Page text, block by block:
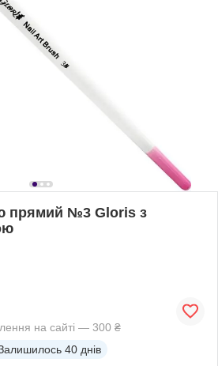
прямий №3 Gloris з
на сайті — 300 ₴
40 днів